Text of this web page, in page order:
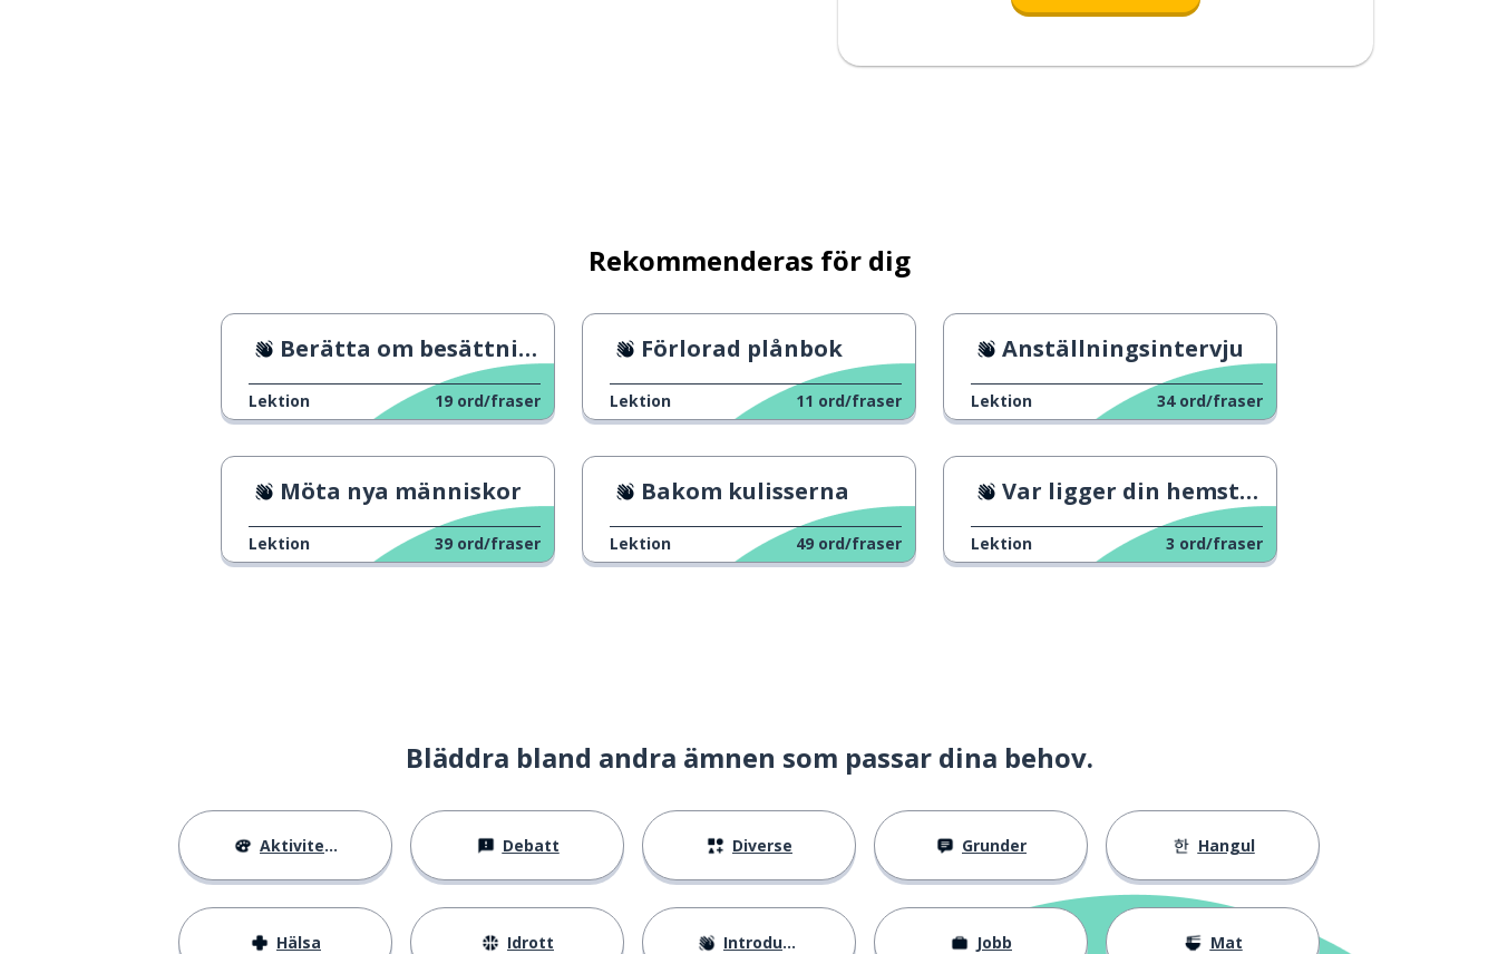
Rekommenderas för dig
Berätta om besättningen 2
Lektion 19 ord/fraser
Förlorad plånbok
Lektion 11 ord/fraser
Anställningsintervju
Lektion 34 ord/fraser
Möta nya människor
Lektion 39 ord/fraser
Bakom kulisserna
Lektion 49 ord/fraser
Var ligger din hemstad?
Lektion 3 ord/fraser
Bläddra bland andra ämnen som passar dina behov.
Aktiviteter Debatt Diverse Grunder Hangul
Hälsa Idrott Introduktion Jobb Mat